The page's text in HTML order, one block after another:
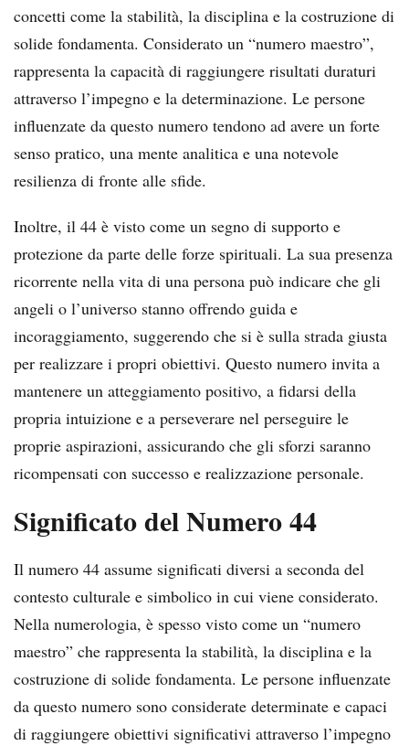
concetti come la stabilità, la disciplina e la costruzione di
solide fondamenta. Considerato un “numero maestro”,
rappresenta la capacità di raggiungere risultati duraturi
attraverso l’impegno e la determinazione. Le persone
influenzate da questo numero tendono ad avere un forte
senso pratico, una mente analitica e una notevole
resilienza di fronte alle sfide.
Inoltre, il 44 è visto come un segno di supporto e
protezione da parte delle forze spirituali. La sua presenza
ricorrente nella vita di una persona può indicare che gli
angeli o l’universo stanno offrendo guida e
incoraggiamento, suggerendo che si è sulla strada giusta
per realizzare i propri obiettivi. Questo numero invita a
mantenere un atteggiamento positivo, a fidarsi della
propria intuizione e a perseverare nel perseguire le
proprie aspirazioni, assicurando che gli sforzi saranno
ricompensati con successo e realizzazione personale.
Significato del Numero 44
Il numero 44 assume significati diversi a seconda del
contesto culturale e simbolico in cui viene considerato.
Nella numerologia, è spesso visto come un “numero
maestro” che rappresenta la stabilità, la disciplina e la
costruzione di solide fondamenta. Le persone influenzate
da questo numero sono considerate determinate e capaci
di raggiungere obiettivi significativi attraverso l’impegno